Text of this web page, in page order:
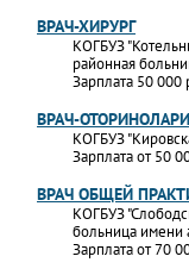
ВРАЧ-ХИРУРГ
КОГБУЗ
районная
Зарплата 50 000
ВРАЧ-
КОГБУЗ
Зарплата от 50
ВРАЧ ОБЩЕЙ
КОГБУЗ
больница имени
Зарплата от 70